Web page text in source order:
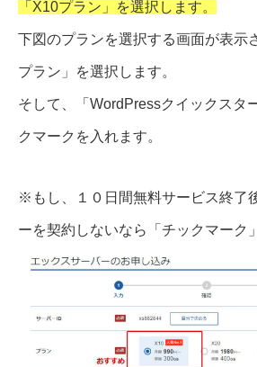
「X10プラン」を選択します。
下図のプランを選択する画面が表示
プラン」を選択します。
そして、「WordPressクイックスタ
クマークを入れます。
※もし、１０日間無料サービス終了
ーを契約しないなら「チックマーク